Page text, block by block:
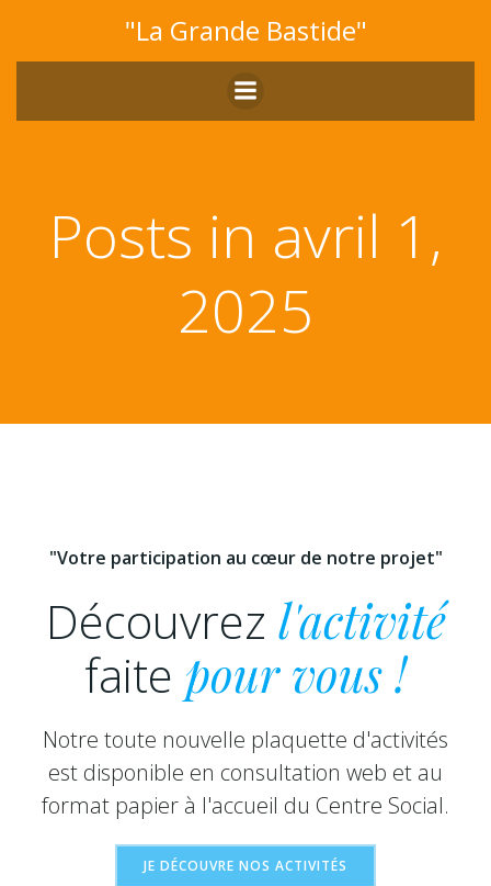
au
contenu
"La Grande Bastide"
Posts in avril 1,
2025
"Votre participation au cœur de notre projet"
Découvrez l'activité
faite pour vous !
Notre toute nouvelle plaquette d'activités
est disponible en consultation web et au
format papier à l'accueil du Centre Social.
JE DÉCOUVRE NOS ACTIVITÉS